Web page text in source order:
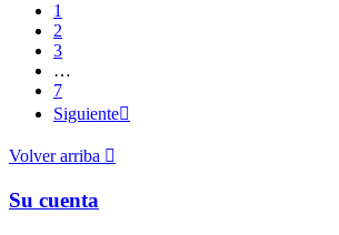
1
2
3
…
7
Siguiente
Volver arriba 
Su cuenta